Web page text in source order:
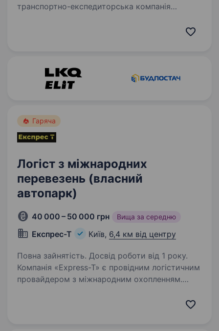
транспортно-експедиторська компанія
по всій Україні та Європі. Якщо ти хочеш стати
Гаряча
Логіст з міжнародних
перевезень (власний
автопарк)
40 000 – 50 000 грн Вища за середню
Експрес-Т Київ, 6,4 км від центру
Повна зайнятість. Досвід роботи від 1 року.
Компанія «Express-T» є провідним логістичним
провайдером з міжнародним охопленням.